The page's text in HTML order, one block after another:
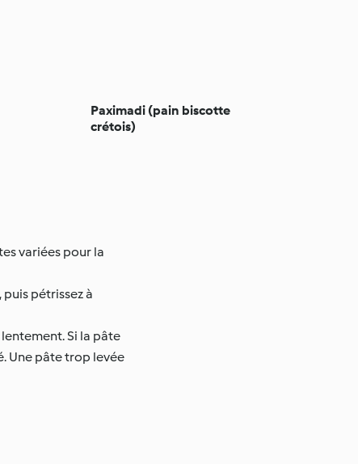
Paximadi (pain biscotte
crétois)
variées pour la
pétrissez à
Si la pâte
Une pâte trop levée